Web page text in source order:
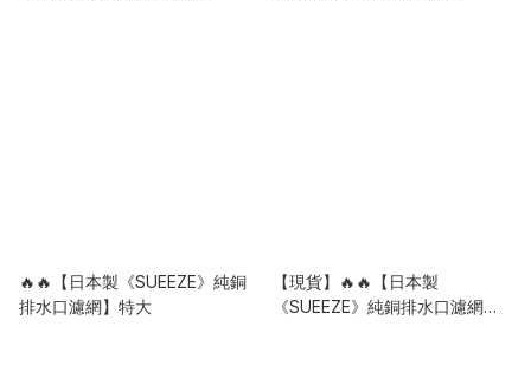
🔥🔥【日本製《SUEEZE》純銅
排水口濾網】特大
【現貨】🔥🔥【日本製
《SUEEZE》純銅排水口濾網】